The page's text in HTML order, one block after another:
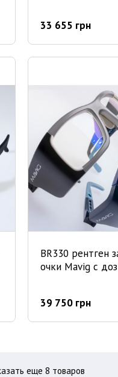
33 655 грн
BR330 рентген
очки Mavig с
39 750 грн
Показать еще 8 товаров